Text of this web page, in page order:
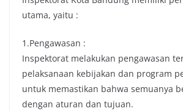
utama, yaitu :
1.Pengawasan :
Inspektorat melakukan pengawasan
pelaksanaan kebijakan dan program
untuk memastikan bahwa semuanya
dengan aturan dan tujuan.